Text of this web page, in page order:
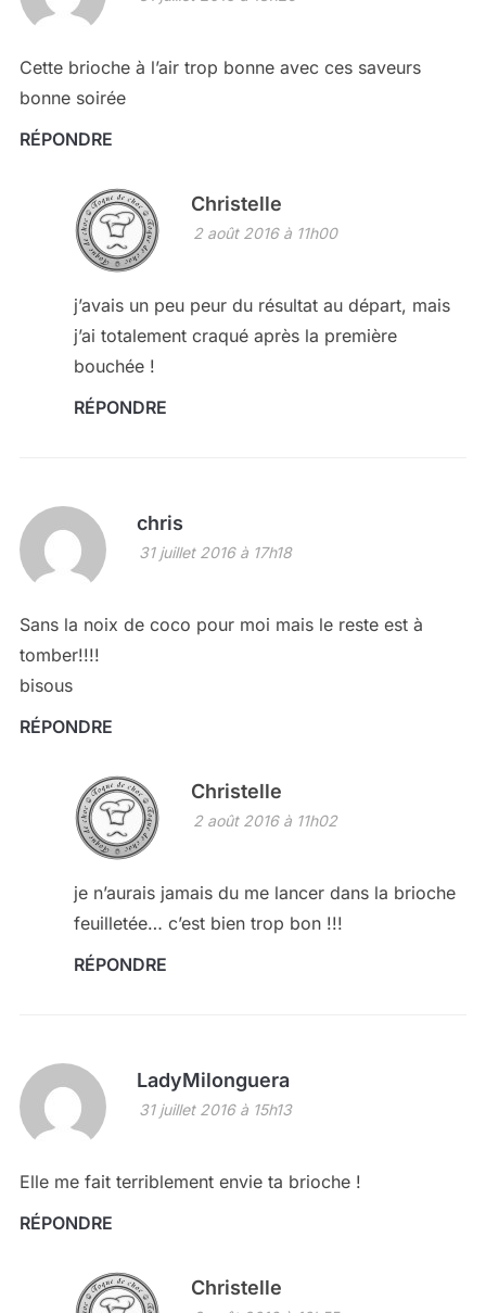
Cette brioche à l’air trop bonne avec ces saveurs
bonne soirée
RÉPONDRE
Christelle
2 août 2016 à 11h00
j’avais un peu peur du résultat au départ, mais
j’ai totalement craqué après la première
bouchée !
RÉPONDRE
chris
31 juillet 2016 à 17h18
Sans la noix de coco pour moi mais le reste est à
tomber!!!!
bisous
RÉPONDRE
Christelle
2 août 2016 à 11h02
je n’aurais jamais du me lancer dans la brioche
feuilletée… c’est bien trop bon !!!
RÉPONDRE
LadyMilonguera
31 juillet 2016 à 15h13
Elle me fait terriblement envie ta brioche !
RÉPONDRE
Christelle